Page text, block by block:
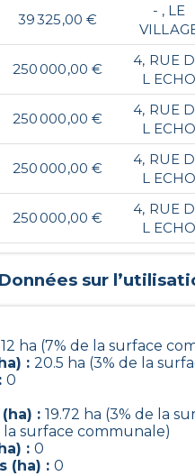
39 325,00 €
- , LE
250 000,00 €
4, RUE
L ECHO
250 000,00 €
4, RUE
L ECHO
250 000,00 €
4, RUE
L ECHO
250 000,00 €
4, RUE
L ECHO
sur
ha (7% de la surface
: 20.5 ha (3% de la
0
: 19.72 ha (3% de la
la surface communale)
: 0
(ha) : 0